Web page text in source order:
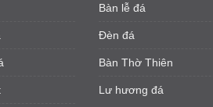
Bàn lễ đá
Đèn đá
Bàn Thờ Thiên
Lư hương đá